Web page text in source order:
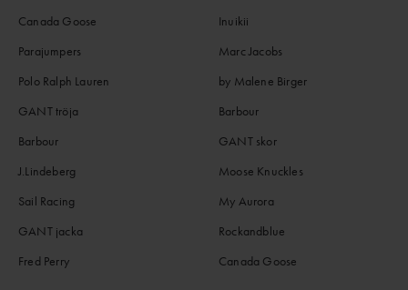
Canada Goose
Parajumpers
Polo Ralph Lauren
GANT tröja
Barbour
J.Lindeberg
Sail Racing
GANT jacka
Fred Perry
Inuikii
Marc Jacobs
by Malene Birger
Barbour
GANT skor
Moose Knuckles
My Aurora
Rockandblue
Canada Goose